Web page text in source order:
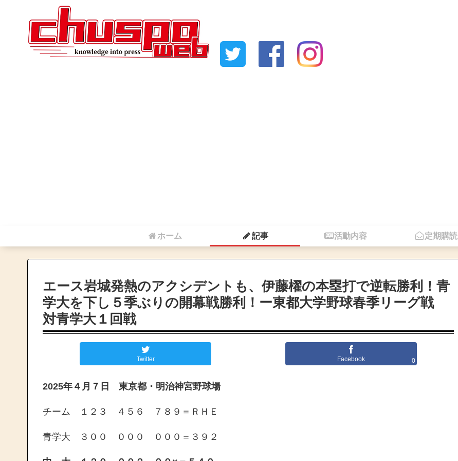
ホーム 記事 活動内容 定期購読
エース岩城発熱のアクシデントも、伊藤櫂の本塁打で逆転勝利！青
学大を下し５季ぶりの開幕戦勝利！ー東都大学野球春季リーグ戦
対青学大１回戦
Twitter Facebook 0
2025年４月７日 東京都・明治神宮野球場
チーム １２３ ４５６ ７８９＝ＲＨＥ
青学大 ３００ ０００ ０００＝３９２